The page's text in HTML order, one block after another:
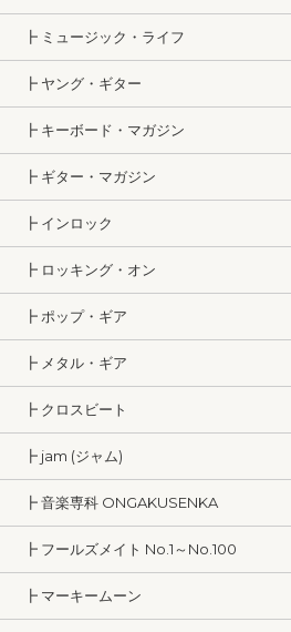
┣ ミュージック・ライフ
┣ ヤング・ギター
┣ キーボード・マガジン
┣ ギター・マガジン
┣ インロック
┣ ロッキング・オン
┣ ポップ・ギア
┣ メタル・ギア
┣ クロスビート
┣ jam (ジャム)
┣ 音楽専科 ONGAKUSENKA
┣ フールズメイト No.1～No.100
┣ マーキームーン